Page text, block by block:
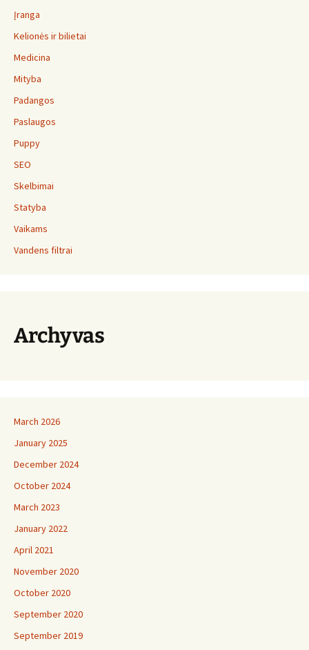
Įranga
Kelionės ir bilietai
Medicina
Mityba
Padangos
Paslaugos
Puppy
SEO
Skelbimai
Statyba
Vaikams
Vandens filtrai
Archyvas
March 2026
January 2025
December 2024
October 2024
March 2023
January 2022
April 2021
November 2020
October 2020
September 2020
September 2019